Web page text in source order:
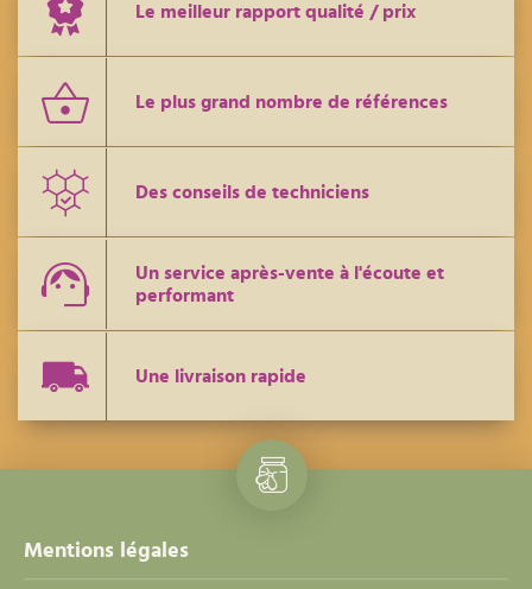
Le meilleur rapport qualité / prix
Le plus grand nombre de références
Des conseils de techniciens
Un service après-vente à l'écoute et
performant
Une livraison rapide
Mentions légales